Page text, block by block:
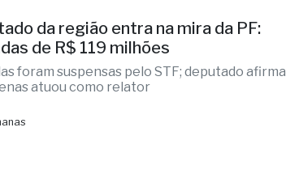
da região entra na mira da PF:
de R$ 119 milhões
foram suspensas pelo STF; deputado afirma
atuou como relator